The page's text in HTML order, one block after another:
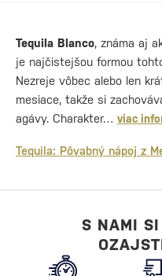
Tequila Blanco, známa aj
je najčistejšou formou
Nezreje vôbec alebo len
mesiace, takže si
agávy. Charakter… viac
Tequila: Pôvabný nápoj z
S NAMI SI